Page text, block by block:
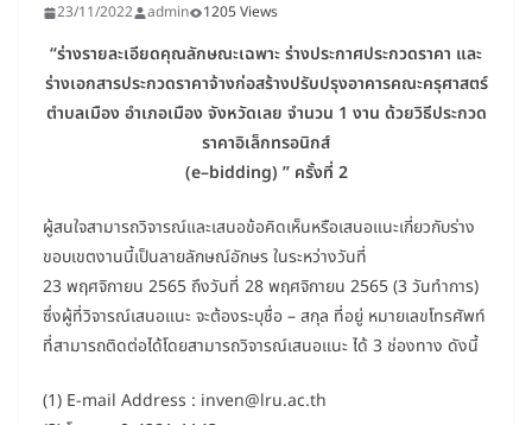
23/11/2022 admin 1205 Views
“ร่างรายละเอียดคุณลักษณะเฉพาะ ร่างประกาศประกวดราคา และ
ร่างเอกสารประกวดราคาจ้างก่อสร้างปรับปรุงอาคารคณะครุศาสตร์
ตำบลเมือง อำเภอเมือง จังหวัดเลย จำนวน 1 งาน ด้วยวิธีประกวด
ราคาอิเล็กทรอนิกส์
(e–bidding) ” ครั้งที่ 2
ผู้สนใจสามารถวิจารณ์และเสนอข้อคิดเห็นหรือเสนอแนะเกี่ยวกับร่าง
ขอบเขตงานนี้เป็นลายลักษณ์อักษร ในระหว่างวันที่
23 พฤศจิกายน 2565 ถึงวันที่ 28 พฤศจิกายน 2565 (3 วันทำการ)
ซึ่งผู้ที่วิจารณ์เสนอแนะ จะต้องระบุชื่อ – สกุล ที่อยู่ หมายเลขโทรศัพท์
ที่สามารถติดต่อได้โดยสามารถวิจารณ์เสนอแนะ ได้ 3 ช่องทาง ดังนี้
(1) E-mail Address : inven@lru.ac.th